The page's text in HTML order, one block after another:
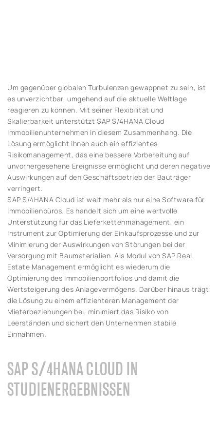
Um gegenüber globalen Turbulenzen gewappnet zu sein, ist
es unverzichtbar, umgehend auf die aktuelle Weltlage
reagieren zu können. Mit seiner Flexibilität und
Skalierbarkeit unterstützt SAP S/4HANA Cloud
Immobilienunternehmen in diesem Zusammenhang. Die
Lösung ermöglicht ihnen auch ein effizientes
Risikomanagement, das eine bessere Vorbereitung auf
unvorhergesehene Ereignisse ermöglicht und deren negative
Auswirkungen auf den Geschäftsbetrieb der Bauträger
verringert.
SAP S/4HANA Cloud ist weit mehr als nur eine Software für
Immobilienbüros. Es handelt sich um eine wertvolle
Unterstützung für das Lieferkettenmanagement, ein
Instrument zur Optimierung der Einkaufsprozesse und zur
Minimierung der Auswirkungen von Störungen bei der
Versorgung mit Baumaterialien. Als Modul von SAP Real
Estate Management ermöglicht es wiederum die
Optimierung des Immobilienportfolios und damit die
Wertsteigerung des Anlagevermögens. Darüber hinaus trägt
die Lösung zu einem effizienteren Management der
Mieterbeziehungen bei, minimiert das Risiko von
Leerständen und sichert den Unternehmen stabile
Einnahmen.
SAP S/4HANA CLOUD IN
STUDIENERGEBNISSEN